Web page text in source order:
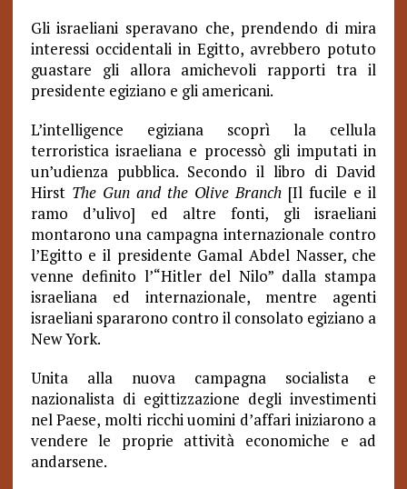
Gli israeliani speravano che, prendendo di mira
interessi occidentali in Egitto, avrebbero potuto
guastare gli allora amichevoli rapporti tra il
presidente egiziano e gli americani.
L’intelligence
egiziana scoprì la cellula
terroristica israeliana e processò gli imputati in
un’udienza pubblica. Secondo il libro di David
Hirst The Gun and the Olive Branch [Il fucile e il
ramo d’ulivo] ed altre fonti, gli israeliani
montarono una campagna internazionale contro
l’Egitto e il presidente Gamal Abdel Nasser, che
venne definito l’“Hitler del Nilo” dalla stampa
israeliana ed internazionale, mentre agenti
israeliani spararono contro il consolato egiziano a
New York.
Unita alla nuova campagna socialista e
nazionalista di egittizzazione degli investimenti
nel Paese, molti ricchi uomini d’affari iniziarono a
vendere le proprie attività economiche e ad
andarsene.